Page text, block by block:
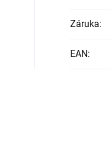
Záruka:
EAN: